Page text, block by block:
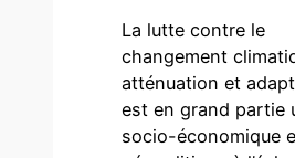
La lutte contre le
changement
atténuation et
est en grand partie
socio-économique